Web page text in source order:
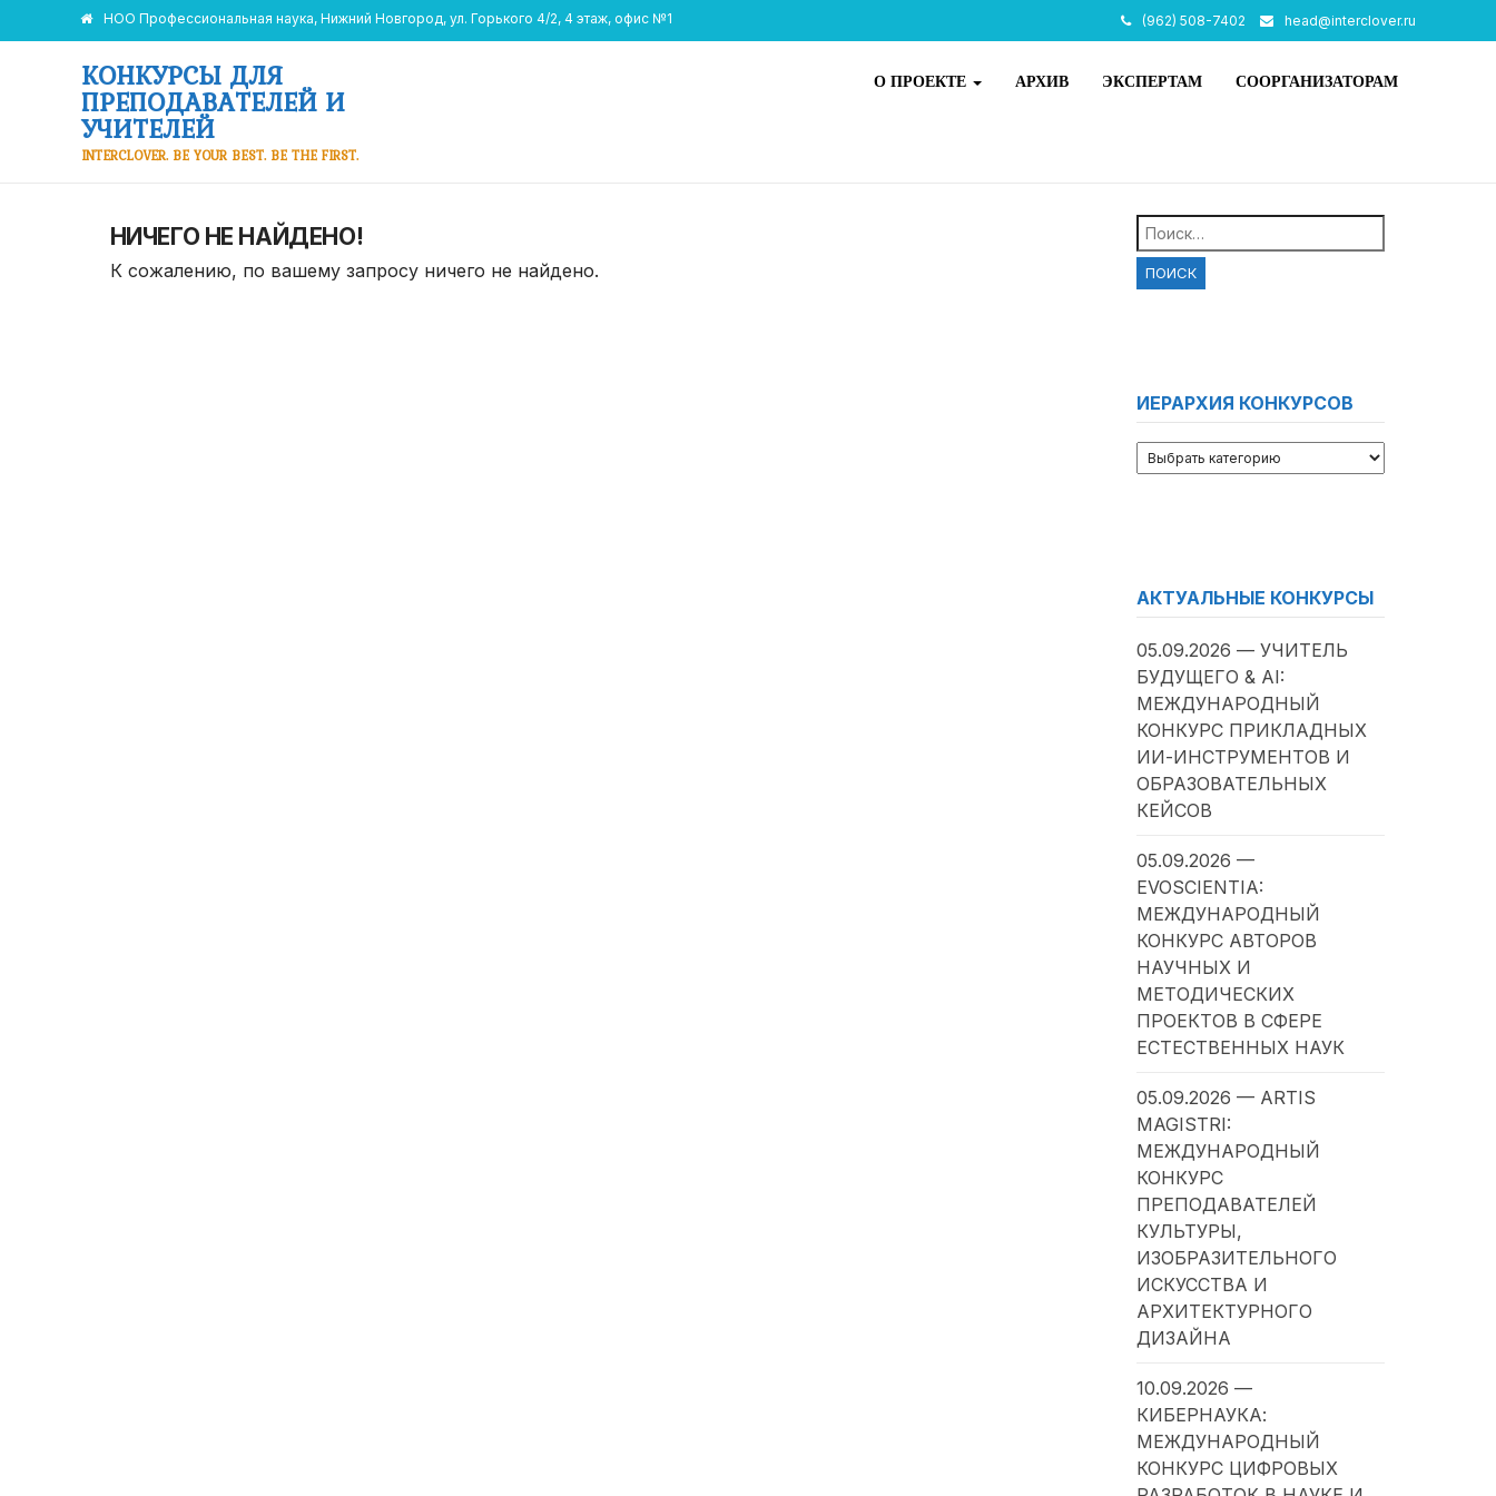
НОО Профессиональная наука, Нижний Новгород, ул. Горького 4/2, 4 этаж, офис №1 (962) 508-7402 head@interclover.ru
КОНКУРСЫ ДЛЯ
ПРЕПОДАВАТЕЛЕЙ И
УЧИТЕЛЕЙ
INTERCLOVER. BE YOUR BEST. BE THE FIRST.
О ПРОЕКТЕ АРХИВ ЭКСПЕРТАМ СООРГАНИЗАТОРАМ
НИЧЕГО НЕ НАЙДЕНО!
К сожалению, по вашему запросу ничего не найдено.
Найти:
ИЕРАРХИЯ КОНКУРСОВ
АКТУАЛЬНЫЕ КОНКУРСЫ
05.09.2026 — УЧИТЕЛЬ
БУДУЩЕГО & AI:
МЕЖДУНАРОДНЫЙ
КОНКУРС ПРИКЛАДНЫХ
ИИ-ИНСТРУМЕНТОВ И
ОБРАЗОВАТЕЛЬНЫХ
КЕЙСОВ
05.09.2026 —
EVOSCIENTIA:
МЕЖДУНАРОДНЫЙ
КОНКУРС АВТОРОВ
НАУЧНЫХ И
МЕТОДИЧЕСКИХ
ПРОЕКТОВ В СФЕРЕ
ЕСТЕСТВЕННЫХ НАУК
05.09.2026 — ARTIS
MAGISTRI:
МЕЖДУНАРОДНЫЙ
КОНКУРС
ПРЕПОДАВАТЕЛЕЙ
КУЛЬТУРЫ,
ИЗОБРАЗИТЕЛЬНОГО
ИСКУССТВА И
АРХИТЕКТУРНОГО
ДИЗАЙНА
10.09.2026 —
КИБЕРНАУКА:
МЕЖДУНАРОДНЫЙ
КОНКУРС ЦИФРОВЫХ